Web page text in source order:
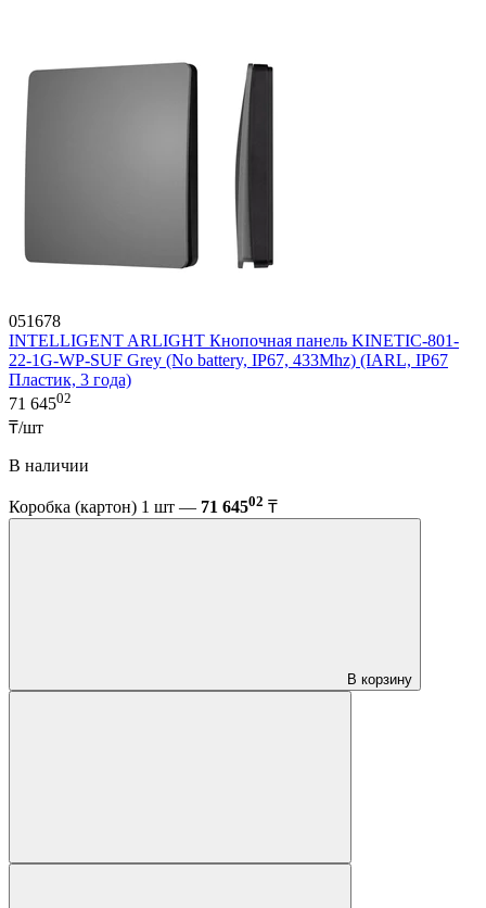
051678
INTELLIGENT ARLIGHT Кнопочная панель KINETIC-801-
22-1G-WP-SUF Grey (No battery, IP67, 433Mhz) (IARL, IP67
Пластик, 3 года)
71 64502
₸/шт
В наличии
Коробка (картон) 1 шт — 71 64502 ₸
В корзину